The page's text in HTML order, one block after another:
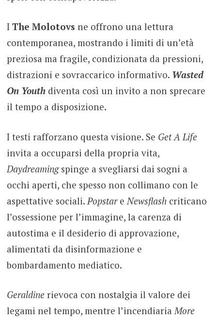
I The Molotovs ne offrono una lettura
contemporanea, mostrando i limiti di un’età
preziosa ma fragile, condizionata da pressioni,
distrazioni e sovraccarico informativo. Wasted
On Youth diventa così un invito a non sprecare
il tempo a disposizione.
I testi rafforzano questa visione. Se Get A Life
invita a occuparsi della propria vita,
Daydreamingspinge a svegliarsi dai sogni a
occhi aperti, che spesso non collimano con le
aspettative sociali. Popstare Newsflash criticano
l’ossessione per l’immagine, la carenza di
autostima e il desiderio di approvazione,
alimentati da disinformazione e
bombardamento mediatico.
Geraldinerievoca con nostalgia il valore dei
legami nel tempo, mentre l’incendiariaMore